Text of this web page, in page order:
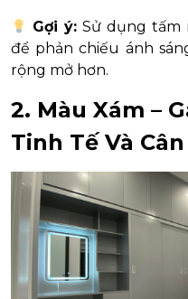
Gợi ý: Sử dụng tấm
để phản chiếu ánh
rộng mở hơn.
2. Màu Xám –
Tinh Tế Và